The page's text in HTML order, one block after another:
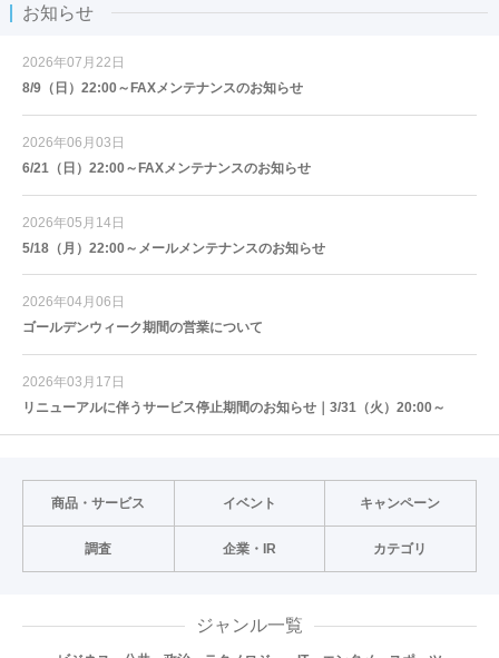
お知らせ
2026年07月22日
8/9（日）22:00～FAXメンテナンスのお知らせ
2026年06月03日
6/21（日）22:00～FAXメンテナンスのお知らせ
2026年05月14日
5/18（月）22:00～メールメンテナンスのお知らせ
2026年04月06日
ゴールデンウィーク期間の営業について
2026年03月17日
リニューアルに伴うサービス停止期間のお知らせ｜3/31（火）20:00～
商品・サービス イベント キャンペーン
調査 企業・IR カテゴリ
ジャンル一覧